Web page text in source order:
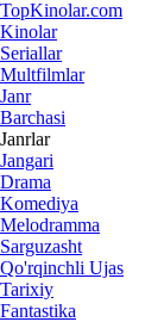
TopKinolar.com
Kinolar
Seriallar
Multfilmlar
Janr
Barchasi
Janrlar
Jangari
Drama
Komediya
Melodramma
Sarguzasht
Qo'rqinchli Ujas
Tarixiy
Fantastika